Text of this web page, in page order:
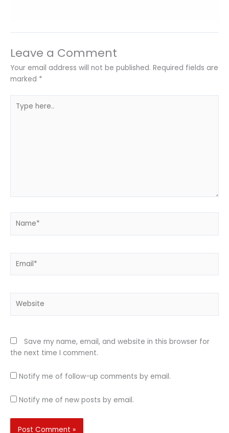
Leave a Comment
Your email address will not be published. Required fields are
marked *
here..
Save my name, email, and website in this browser for
the next time I comment.
Notify me of follow-up comments by email.
Notify me of new posts by email.